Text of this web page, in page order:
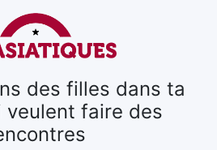
des filles dans ta
veulent faire des